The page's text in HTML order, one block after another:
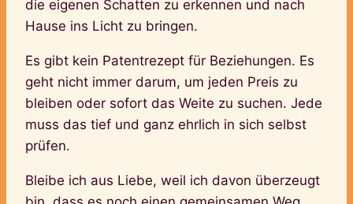
die eigenen Schatten zu erkennen und nach
Hause ins Licht zu bringen.
Es gibt kein Patentrezept für Beziehungen. Es
geht nicht immer darum, um jeden Preis zu
bleiben oder sofort das Weite zu suchen. Jede
muss das tief und ganz ehrlich in sich selbst
prüfen.
Bleibe ich aus Liebe, weil ich davon überzeugt